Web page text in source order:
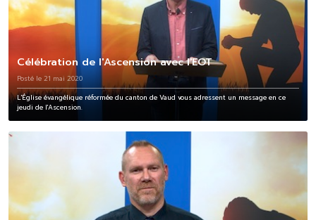
Célébration de l'Ascension avec l'EOT
Posté le 21 mai 2020
L'Église évangélique réformée du canton de Vaud vous adressent un message en ce
jeudi de l'Ascension.